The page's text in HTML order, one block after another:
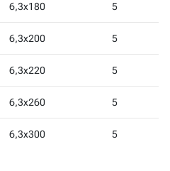
6,3x180 5
6,3x200 5
6,3x220 5
6,3x260 5
6,3x300 5